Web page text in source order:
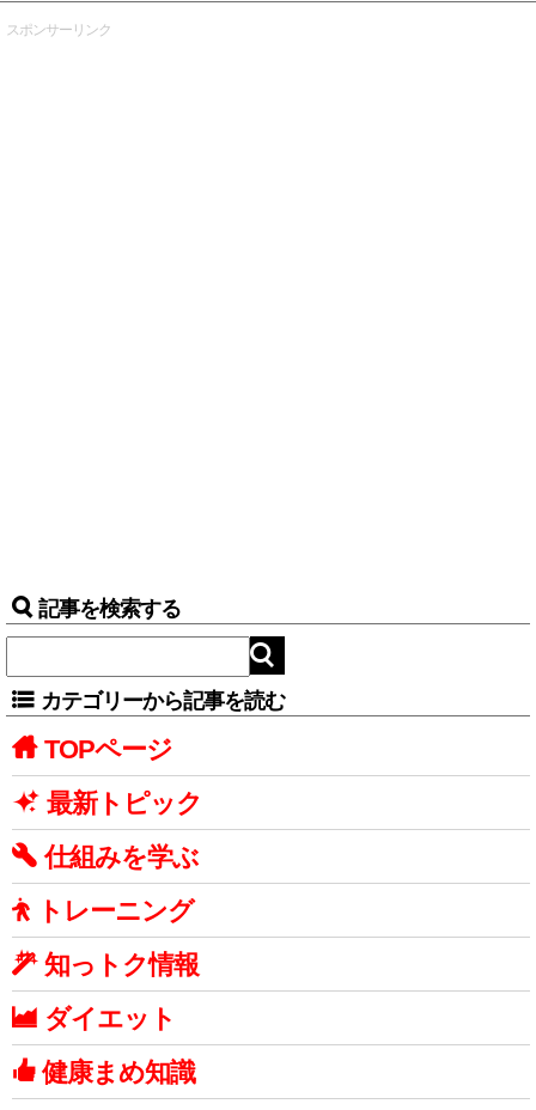
スポンサーリンク
記事を検索する
カテゴリーから記事を読む
TOPページ
最新トピック
仕組みを学ぶ
トレーニング
知っトク情報
ダイエット
健康まめ知識